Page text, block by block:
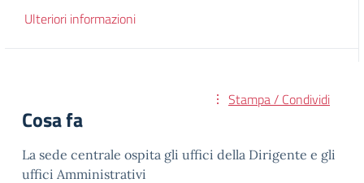
Ulteriori informazioni
Stampa / Condividi
Cosa fa
La sede centrale ospita gli uffici della Dirigente e gli
uffici Amministrativi